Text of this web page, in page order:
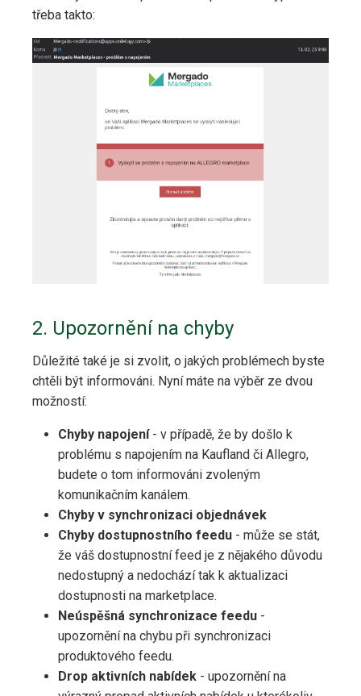
třeba takto:
2. Upozornění na chyby
Důležité také je si zvolit, o jakých problémech byste
chtěli být informováni. Nyní máte na výběr ze dvou
možností:
Chyby napojení- v případě, že by došlo k
problému s napojením na Kaufland či Allegro,
budete o tom informováni zvoleným
komunikačním kanálem.
Chyby v synchronizaci objednávek
Chyby dostupnostního feedu - může se stát,
že váš dostupnostní feed je z nějakého důvodu
nedostupný a nedochází tak k aktualizaci
dostupnosti na marketplace.
Neúspěšná synchronizace feedu -
upozornění na chybu při synchronizaci
produktového feedu.
Drop aktivních nabídek - upozornění na